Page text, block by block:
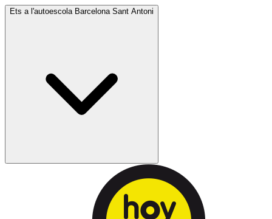
Ets a l'autoescola Barcelona Sant Antoni